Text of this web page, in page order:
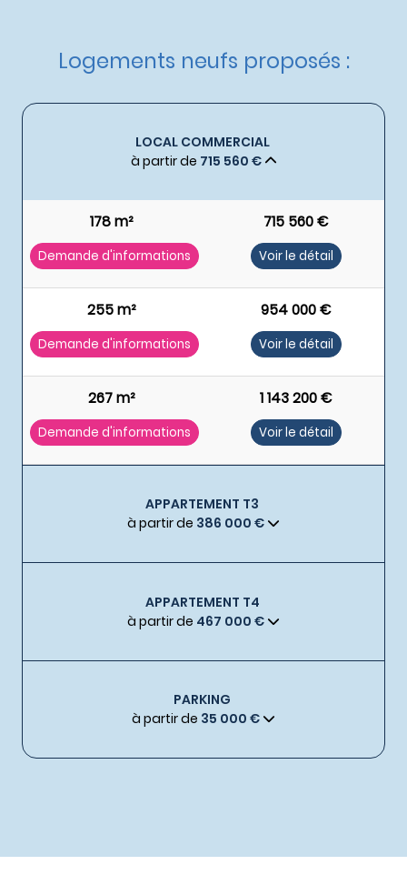
Logements neufs proposés :
LOCAL COMMERCIAL
à partir de 715 560 €
178 m² 715 560 €
Demande d'informations Voir le détail
255 m² 954 000 €
Demande d'informations Voir le détail
267 m² 1 143 200 €
Demande d'informations Voir le détail
APPARTEMENT T3
à partir de 386 000 €
APPARTEMENT T4
à partir de 467 000 €
PARKING
à partir de 35 000 €